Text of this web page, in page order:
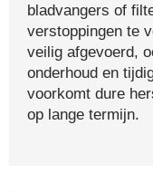
bladvangers of
verstoppingen te
veilig afgevoerd,
onderhoud en
voorkomt dure
op lange termijn.